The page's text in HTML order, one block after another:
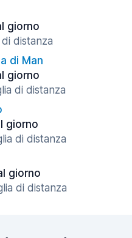
giorno
distanza
di Man
giorno
di distanza
giorno
di distanza
giorno
di distanza